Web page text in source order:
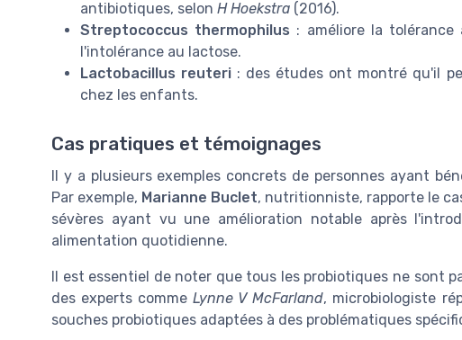
antibiotiques, selon H Hoekstra (2016).
Streptococcus thermophilus : améliore la
l'intolérance au lactose.
Lactobacillus reuteri : des études ont montré qu'il
chez les enfants.
Cas pratiques et témoignages
Il y a plusieurs exemples concrets de personnes ayant
Par exemple, Marianne Buclet, nutritionniste, rapporte le
sévères ayant vu une amélioration notable après
alimentation quotidienne.
Il est essentiel de noter que tous les probiotiques ne sont
des experts commeLynne V McFarland, microbiologiste
souches probiotiques adaptées à des problématiques